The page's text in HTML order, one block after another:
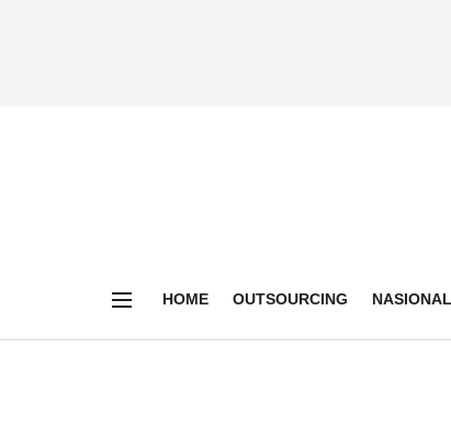
HOME OUTSOURCING NASIONAL